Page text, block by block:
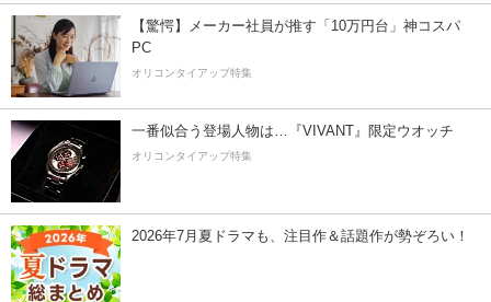
【驚愕】メーカー社員が推す「10万円台」神コスパ
PC
オリコンタイアップ特集
一番似合う登場人物は…『VIVANT』限定ウオッチ
オリコンタイアップ特集
2026年7月夏ドラマも、注目作＆話題作が勢ぞろい！